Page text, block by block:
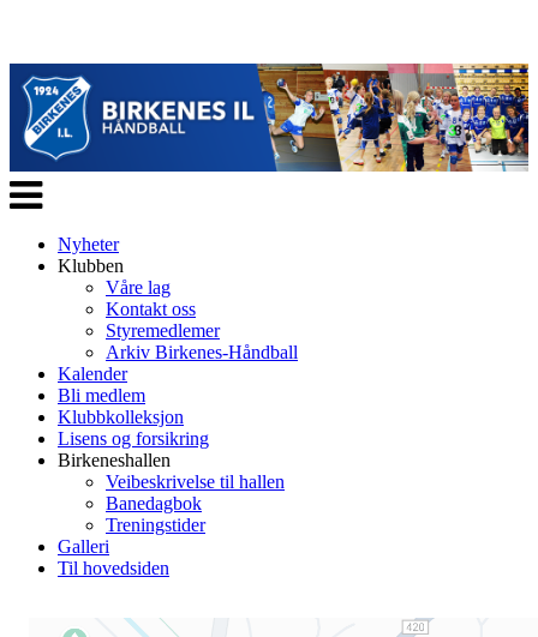
Veksle
navigasjon
Nyheter
Klubben
Våre lag
Kontakt oss
Styremedlemer
Arkiv Birkenes-Håndball
Kalender
Bli medlem
Klubbkolleksjon
Lisens og forsikring
Birkeneshallen
Veibeskrivelse til hallen
Banedagbok
Treningstider
Galleri
Til hovedsiden